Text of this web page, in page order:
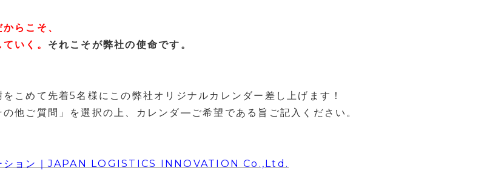
らこそ、
いく。 それこそが弊社の使命です。
こめて先着5名様にこの弊社オリジナルカレンダー差し上げます！
他ご質問」を選択の上、カレンダ―ご希望である旨ご記入ください。
ション｜JAPAN LOGISTICS INNOVATION Co.,Ltd.